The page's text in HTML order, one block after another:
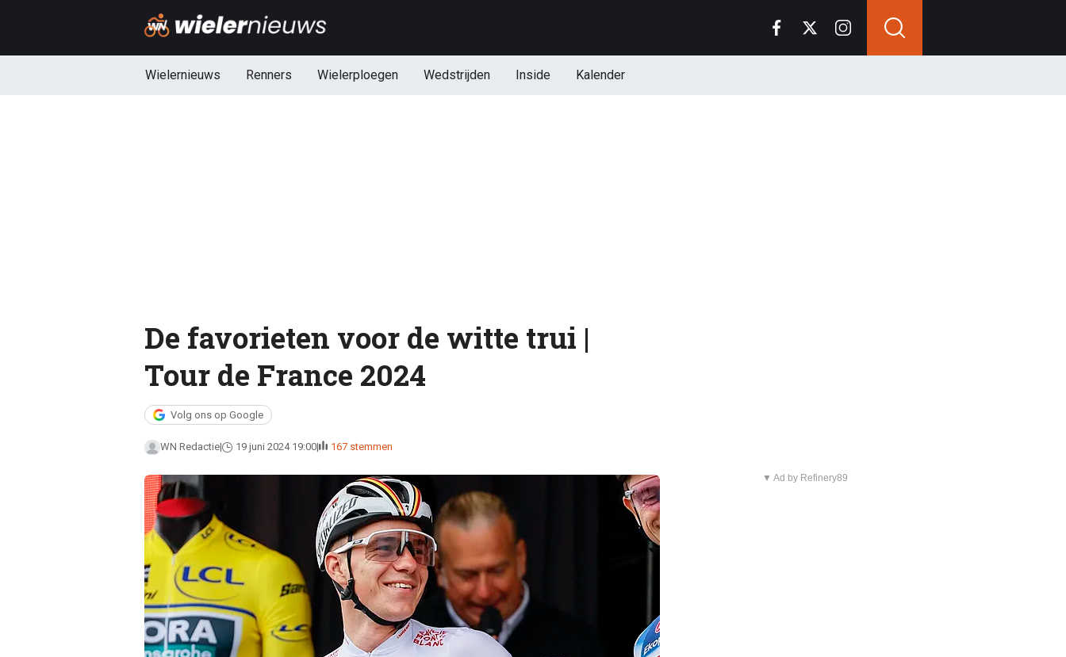
Wielernieuws Renners Wielerploegen Wedstrijden Inside Kalender
De favorieten voor de witte trui |
Tour de France 2024
Volg ons op Google
WN Redactie 19 juni 2024 19:00 167 stemmen
▼ Ad by Refinery89